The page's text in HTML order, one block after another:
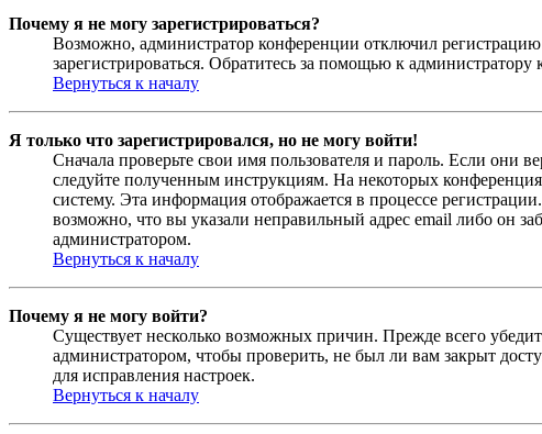
Почему я не могу зарегистрироваться?
Возможно, администратор конференции отключил
зарегистрироваться. Обратитесь за помощью к администратору
Вернуться к началу
Я только что зарегистрировался, но не могу войти!
Сначала проверьте свои имя пользователя и пароль. Если они
следуйте полученным инструкциям. На некоторых
систему. Эта информация отображается в процессе
возможно, что вы указали неправильный адрес email либо он
администратором.
Вернуться к началу
Почему я не могу войти?
Существует несколько возможных причин. Прежде всего
администратором, чтобы проверить, не был ли вам закрыт
для исправления настроек.
Вернуться к началу